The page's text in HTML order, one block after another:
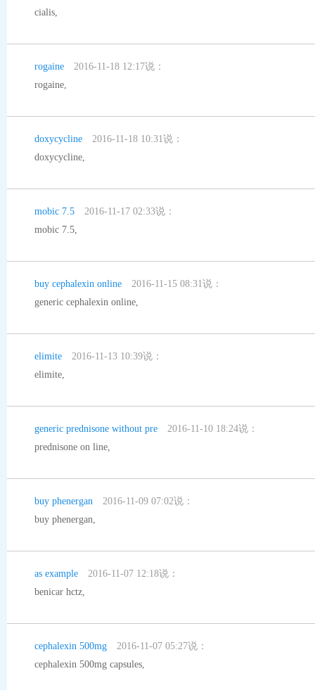
cialis,
rogaine
2016-11-18 12:17说：
rogaine,
doxycycline
2016-11-18 10:31说：
doxycycline,
mobic 7.5
2016-11-17 02:33说：
mobic 7.5,
buy cephalexin online
2016-11-15 08:31说：
generic cephalexin online,
elimite
2016-11-13 10:39说：
elimite,
generic prednisone without pre
2016-11-10 18:24说：
prednisone on line,
buy phenergan
2016-11-09 07:02说：
buy phenergan,
as example
2016-11-07 12:18说：
benicar hctz,
cephalexin 500mg
2016-11-07 05:27说：
cephalexin 500mg capsules,